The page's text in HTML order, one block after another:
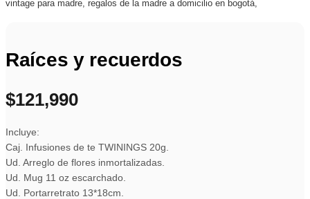
Raíces y recuerdos
$121,990
Incluye:
Caj. Infusiones de te TWININGS 20g.
Ud. Arreglo de flores inmortalizadas.
Ud. Mug 11 oz escarchado.
Ud. Portarretrato 13*18cm.